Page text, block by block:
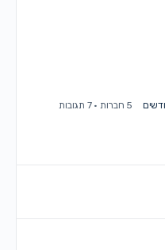
5 חברות · 7 תגובות